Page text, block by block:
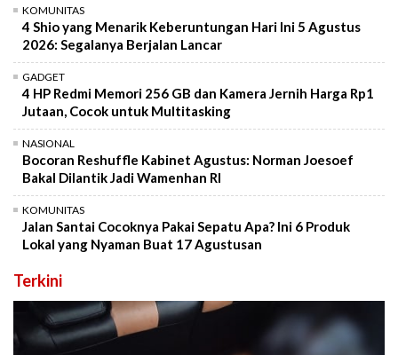
KOMUNITAS
4 Shio yang Menarik Keberuntungan Hari Ini 5 Agustus
2026: Segalanya Berjalan Lancar
GADGET
4 HP Redmi Memori 256 GB dan Kamera Jernih Harga Rp1
Jutaan, Cocok untuk Multitasking
NASIONAL
Bocoran Reshuffle Kabinet Agustus: Norman Joesoef
Bakal Dilantik Jadi Wamenhan RI
KOMUNITAS
Jalan Santai Cocoknya Pakai Sepatu Apa? Ini 6 Produk
Lokal yang Nyaman Buat 17 Agustusan
Terkini